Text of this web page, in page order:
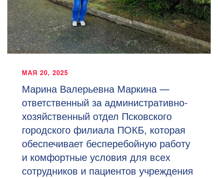
МАЯ 20, 2025
Марина Валерьевна Маркина —
ответственный за административно-
хозяйственный отдел Псковского
городского филиала ПОКБ, которая
обеспечивает бесперебойную работу
и комфортные условия для всех
сотрудников и пациентов учреждения